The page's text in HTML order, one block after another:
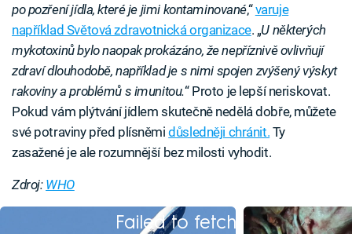
po pozření jídla, které je jimi kontaminované,“varuje
například Světová zdravotnická organizace. „U některých
mykotoxinů bylo naopak prokázáno, že nepříznivě ovlivňují
zdraví dlouhodobě, například je s nimi spojen zvýšený výskyt
rakoviny a problémů s imunitou.“ Proto je lepší neriskovat.
Pokud vám plýtvání jídlem skutečně nedělá dobře, můžete
své potraviny před plísněmidůsledněji chránit. Ty
zasažené je ale rozumnější bez milosti vyhodit.
Zdroj: WHO
Failed to fetch